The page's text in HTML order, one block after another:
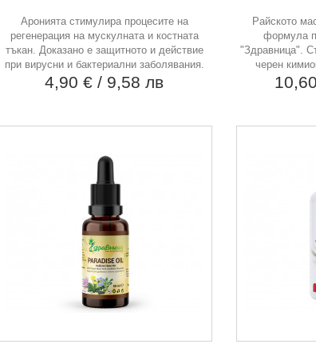
Аронията стимулира процесите на
регенерация на мускулната и костната
тъкан. Доказано е защитното и действие
при вирусни и бактериални заболявания.
4,90 €/ 9,58 лв
Райското
формула
"Здравница".
черен